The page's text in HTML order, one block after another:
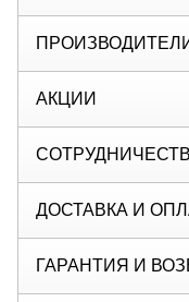
АКЦИИ
ДОСТАВКА И
ГАРАНТИЯ И